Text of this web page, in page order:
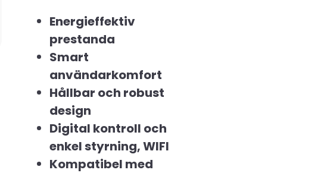
Energieffektiv
prestanda
Smart
användarkomfort
Hållbar och robust
design
Digital kontroll och
enkel styrning, WIFI
Kompatibel med